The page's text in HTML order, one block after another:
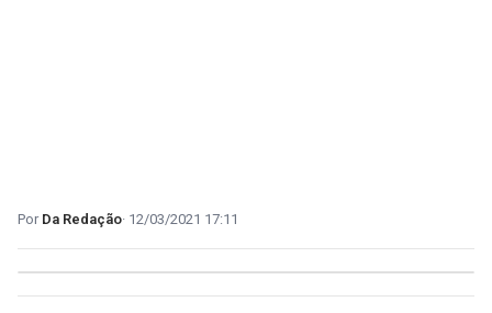
Da Redação 12/03/2021 17:11